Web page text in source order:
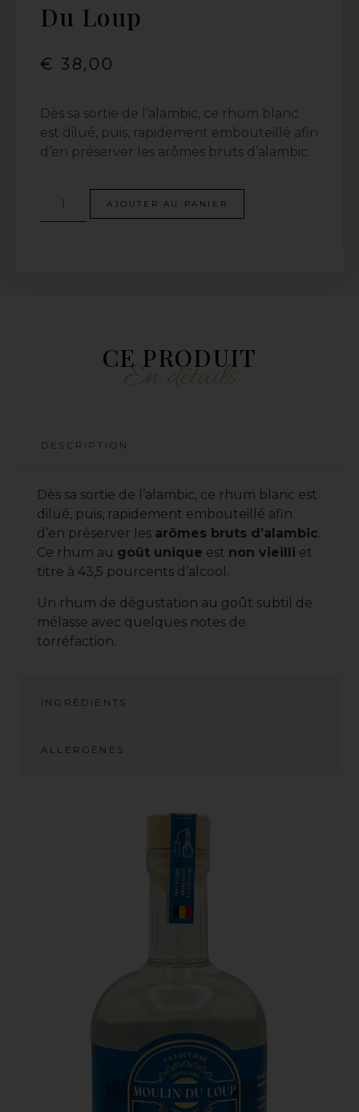
Du Loup
€ 38,00
Dès sa sortie de l’alambic, ce rhum blanc
est dilué, puis, rapidement embouteillé afin
d’en préserver les arômes bruts d’alambic.
AJOUTER AU PANIER
CE PRODUIT
En détails
DESCRIPTION
Dès sa sortie de l’alambic, ce rhum blanc est
dilué, puis, rapidement embouteillé afin
d’en préserver les arômes bruts d’alambic.
Ce rhum au goût unique est non vieilli et
titre à 43,5 pourcents d’alcool.
Un rhum de dégustation au goût subtil de
mélasse avec quelques notes de
torréfaction.
INGRÉDIENTS
ALLERGÈNES